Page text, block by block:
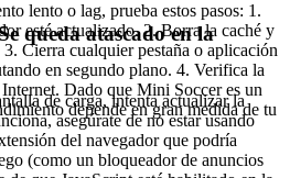
lento o lag, prueba estos pasos: 1.
esté actualizado. 2. Borra la caché y
Cierra cualquier pestaña o aplicación
en segundo plano. 4. Verifica la
Dado que Mini Soccer es un
depende en gran medida de tu
queda atascado en la
de carga, intenta actualizar la
asegúrate de no estar usando
del navegador que podría
(como un bloqueador de anuncios